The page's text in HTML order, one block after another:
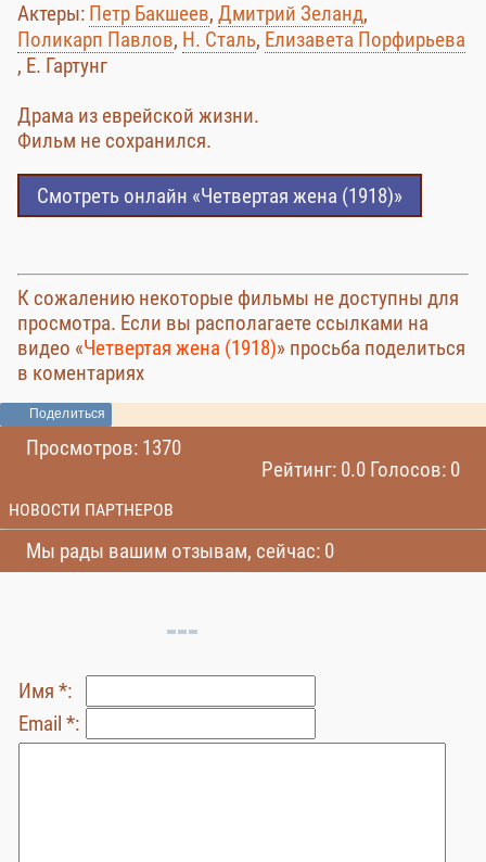
Актеры: Петр Бакшеев, Дмитрий Зеланд,
Поликарп Павлов, Н. Сталь, Елизавета Порфирьева
, Е. Гартунг
Драма из еврейской жизни.
Фильм не сохранился.
Смотреть онлайн «Четвертая жена (1918)»
К сожалению некоторые фильмы не доступны для
просмотра. Если вы располагаете ссылками на
видео «Четвертая жена (1918)» просьба поделиться
в коментариях
Поделиться
Просмотров: 1370
Рейтинг: 0.0 Голосов: 0
НОВОСТИ ПАРТНЕРОВ
Мы рады вашим отзывам, сейчас: 0
Имя *:
Email *: